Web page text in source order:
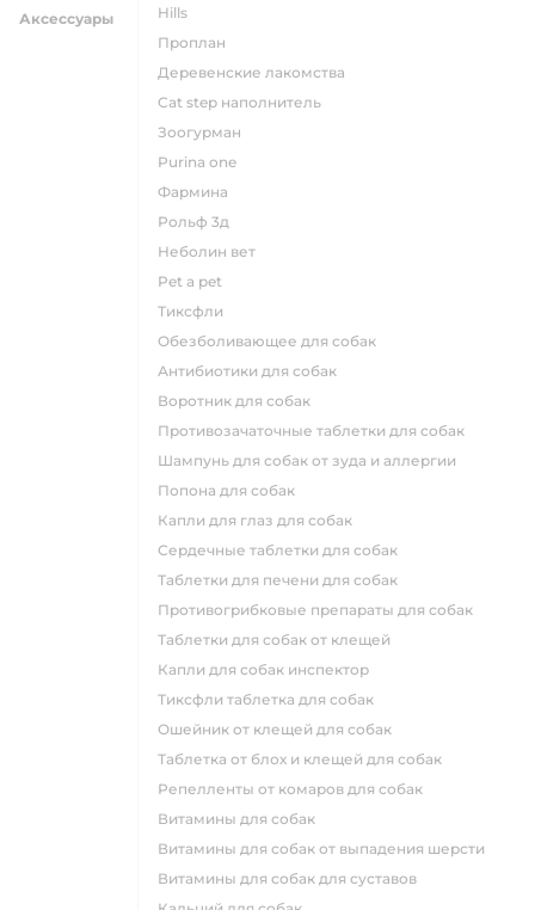
Аксессуары
hills
проплан
деревенские лакомства
cat step наполнитель
зоогурман
purina one
фармина
рольф 3д
неболин вет
pet a pet
тиксфли
обезболивающее для собак
антибиотики для собак
воротник для собак
противозачаточные таблетки для собак
шампунь для собак от зуда и аллергии
попона для собак
капли для глаз для собак
сердечные таблетки для собак
таблетки для печени для собак
противогрибковые препараты для собак
таблетки для собак от клещей
капли для собак инспектор
тиксфли таблетка для собак
ошейник от клещей для собак
таблетка от блох и клещей для собак
репелленты от комаров для собак
витамины для собак
витамины для собак от выпадения шерсти
витамины для собак для суставов